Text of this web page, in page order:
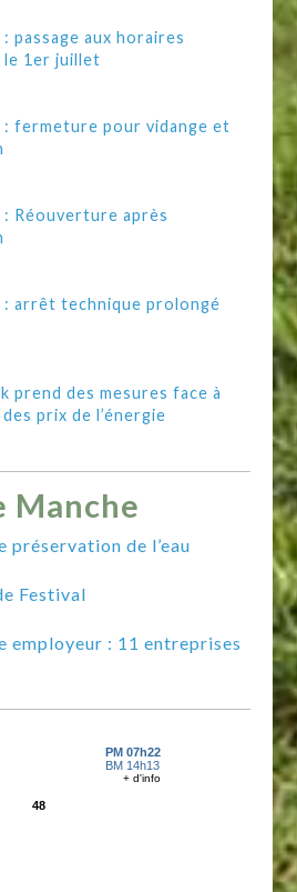
: passage aux horaires
le 1er juillet
: fermeture pour vidange et
: Réouverture après
: arrêt technique prolongé
prend des mesures face à
des prix de l’énergie
préservation de l’eau
Festival
employeur : 11 entreprises